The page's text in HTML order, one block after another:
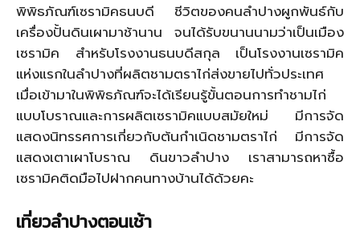
พิพิธภัณฑ์เซรามิคธนบดี ชีวิตของคนลำปางผูกพันธ์กับ
เครื่องปั้นดินเผามาช้านาน จนได้รับขนานนามว่าเป็นเมือง
เซรามิค สำหรับโรงงานธนบดีสกุล เป็นโรงงานเซรามิค
แห่งแรกในลำปางที่ผลิตชามตราไก่ส่งขายไปทั่วประเทศ
เมื่อเข้ามาในพิพิธภัณฑ์จะได้เรียนรู้ขั้นตอนการทำชามไก่
แบบโบราณและการผลิตเซรามิคแบบสมัยใหม่ มีการจัด
แสดงนิทรรศการเกี่ยวกับต้นกำเนิดชามตราไก่ มีการจัด
แสดงเตาเผาโบราณ ดินขาวลำปาง เราสามารถหาซื้อ
เซรามิคติดมือไปฝากคนทางบ้านได้ด้วยคะ
เที่ยวลำปางตอนเช้า